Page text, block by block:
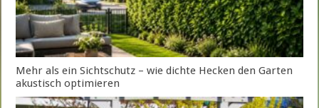
Mehr als ein Sichtschutz – wie dichte Hecken den Garten
akustisch optimieren